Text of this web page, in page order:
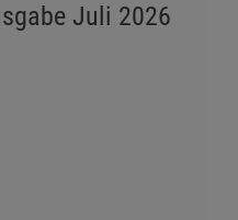
Juli 2026